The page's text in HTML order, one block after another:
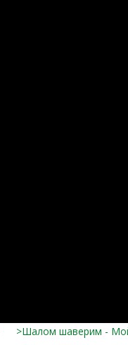
>Шалом шаверим -